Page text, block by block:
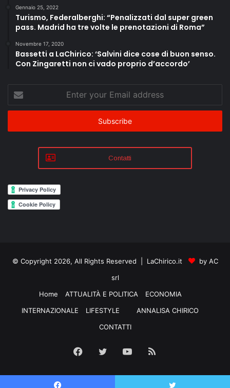
Gennaio 25, 2022
Turismo, Federalberghi: “Penalizzati dal super green
pass. Madrid ha tre volte le prenotazioni di Roma”
Novembre 17, 2020
Bassetti a LaChirico: ‘Salvini dice cose di buon senso.
Con Zingaretti non ci vado proprio d’accordo’
your
Email
Contatti
© Copyright 2026, All Rights Reserved | LaChirico.it
by AC
srl
Home
ATTUALITÀ E POLITICA
ECONOMIA
INTERNAZIONALE
LIFESTYLE
ANNALISA CHIRICO
CONTATTI
Facebook
Twitter YouTube